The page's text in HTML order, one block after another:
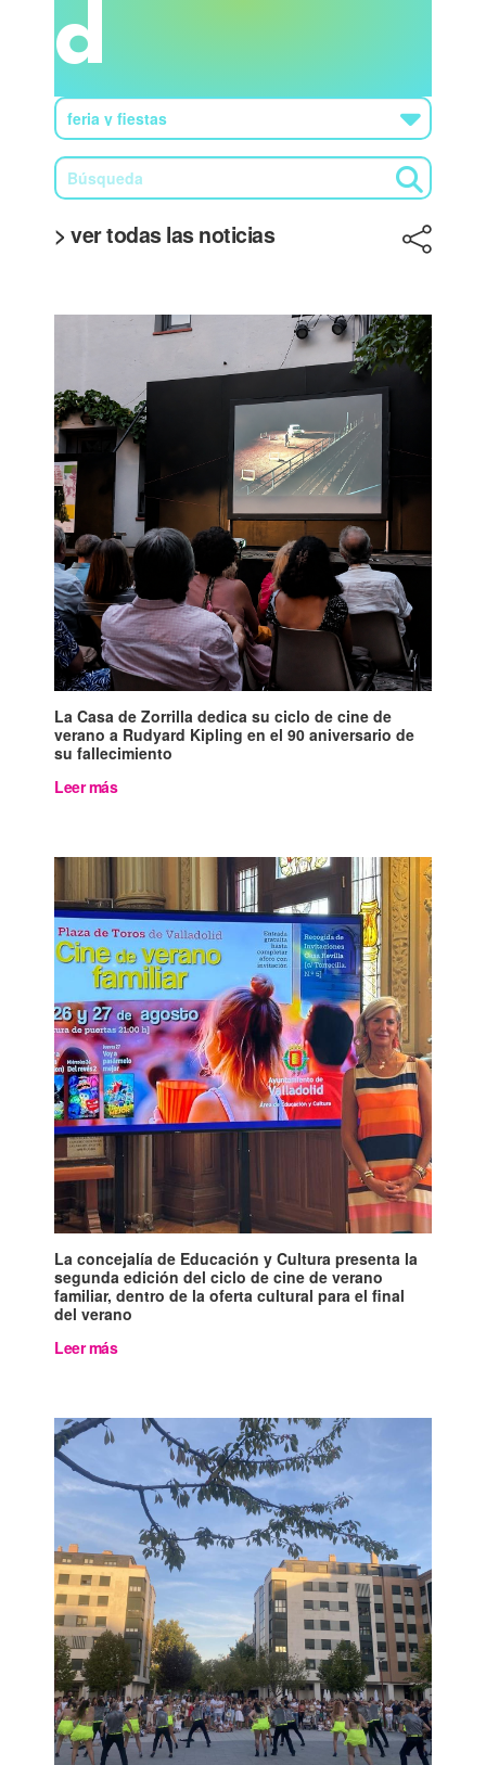
d
> ver todas las noticias
La Casa de Zorrilla dedica su ciclo de cine de
verano a Rudyard Kipling en el 90 aniversario de
su fallecimiento
Leer más
La concejalía de Educación y Cultura presenta la
segunda edición del ciclo de cine de verano
familiar, dentro de la oferta cultural para el final
del verano
Leer más